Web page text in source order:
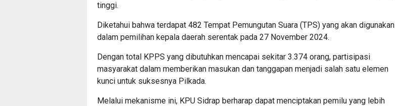
tinggi.
Diketahui bahwa terdapat 482 Tempat Pemungutan Suara (TPS) yang akan digunakan
dalam pemilihan kepala daerah serentak pada 27 November 2024.
Dengan total KPPS yang dibutuhkan mencapai sekitar 3.374 orang, partisipasi
masyarakat dalam memberikan masukan dan tanggapan menjadi salah satu elemen
kunci untuk suksesnya Pilkada.
Melalui mekanisme ini, KPU Sidrap berharap dapat menciptakan pemilu yang lebih